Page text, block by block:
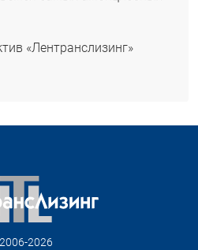
«Лентранслизинг»
2026